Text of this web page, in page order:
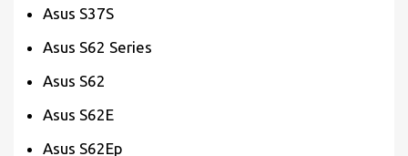
Asus S37S
Asus S62 Series
Asus S62
Asus S62E
Asus S62Ep